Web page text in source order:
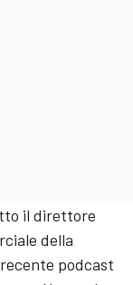
il direttore
della
podcast